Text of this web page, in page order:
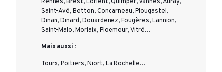
Rennes, Brest, Lorient, Quimper, Vannes, Auray,
Saint-Avé, Betton, Concarneau, Plougastel,
Dinan, Dinard, Douardenez, Fougères, Lannion,
Saint-Malo, Morlaix, Ploemeur, Vitré…
Mais aussi :
Tours, Poitiers, Niort, La Rochelle…